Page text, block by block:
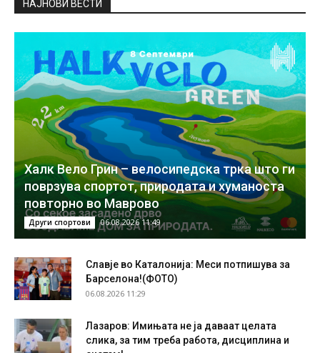
НAЈНОВИ ВЕСТИ
Халк Вело Грин – велосипедска трка што ги
поврзува спортот, природата и хуманоста
повторно во Маврово
Други спортови 06.08.2026 11:49
Славје во Каталонија: Меси потпишува за
Барселона!(ФОТО)
06.08.2026 11:29
Лазаров: Имињата не ја даваат целата
слика, за тим треба работа, дисциплина и